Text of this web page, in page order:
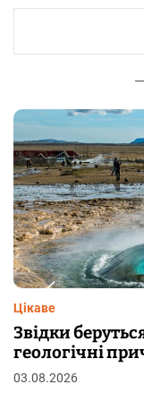
Цікаве
Чому від
шкірі:
29.07.2026